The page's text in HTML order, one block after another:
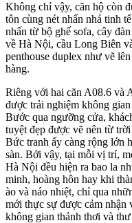
Không chỉ vậy, căn hộ còn
tôn cùng nét nhấn nhá tinh
nhấn từ bộ ghế sofa, cây
về Hà Nội, cầu Long Biên
penthouse duplex như vẽ
hàng.
Riêng với hai căn A08.6 và
được trải nghiệm không
Bước qua ngưỡng cửa,
tuyệt đẹp được vẽ nên từ
Bức tranh ấy càng rộng lớn
sàn. Bởi vậy, tại mỗi vị trí,
Hà Nội đều hiện ra bao la
minh, hoàng hôn hay khi
ào và náo nhiệt, chỉ qua
mới thực sự được cảm nhận
không gian thảnh thơi và